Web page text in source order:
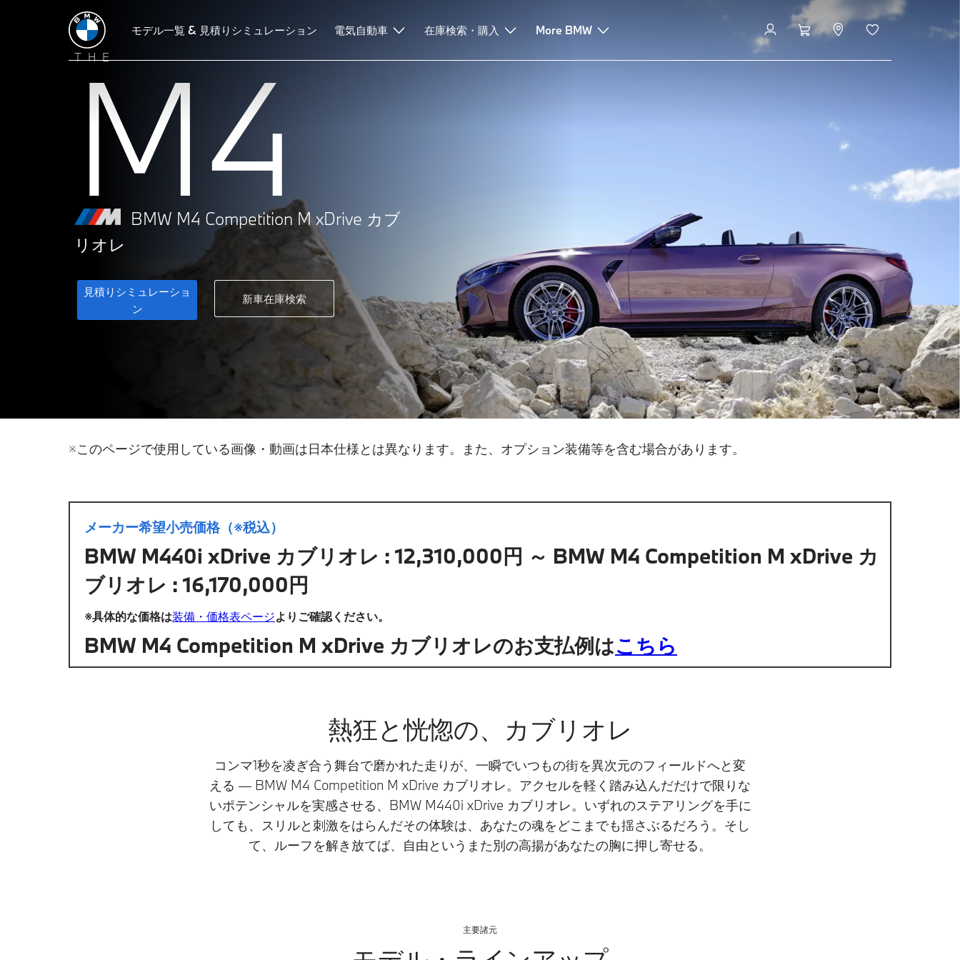
モデル一覧 & 見積りシミュレーション 電気自動車 在庫検索・購入
More BMW
THE
M4
BMW M4 Competition M xDrive カブ
リオレ
見積りシミュレーショ
ン
新車在庫検索
※このページで使用している画像・動画は日本仕様とは異なります。また、オプション装備等を含む場合があります。
見積りシミュレーション BMW M4 Competition M xDrive カブリオレ BMW M440i xDrive カブリオレ テクノロジー ローンとリース サービスとアシスタンス 見積りシミュレーション
メーカー希望小売価格（※税込）
BMW M440i xDrive カブリオレ : 12,310,000円 ～ BMW M4 Competition M xDrive カ
ブリオレ : 16,170,000円
※具体的な価格は装備・価格表ページよりご確認ください。
BMW M4 Competition M xDrive カブリオレのお支払例はこちら
熱狂と恍惚の、カブリオレ
コンマ1秒を凌ぎ合う舞台で磨かれた走りが、一瞬でいつもの街を異次元のフィールドへと変
える ― BMW M4 Competition M xDrive カブリオレ。アクセルを軽く踏み込んだだけで限りな
いポテンシャルを実感させる、BMW M440i xDrive カブリオレ。いずれのステアリングを手に
しても、スリルと刺激をはらんだその体験は、あなたの魂をどこまでも揺さぶるだろう。そし
て、ルーフを解き放てば、自由というまた別の高揚があなたの胸に押し寄せる。
主要諸元